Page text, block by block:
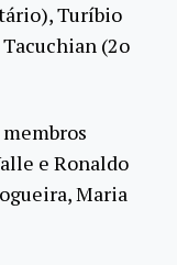
Turíbio
(2o
e Ronaldo
Maria